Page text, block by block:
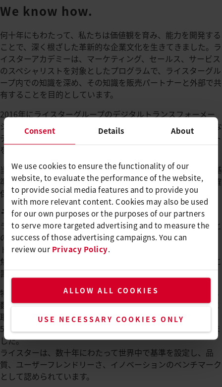
Consent Details About
We use cookies to ensure the functionality of our
website, to evaluate the performance of the website,
to provide social media features and to provide you
with more relevant content. Cookies may also be used
for our own purposes or the purposes of our partners
to serve more targeted advertising and to measure the
success of those advertising campaigns. You can
review our Privacy Policy
ALLOW ALL COOKIES
USE NECESSARY COOKIES ONLY
We know how.
何十年にもわたって、私たちは価値観を育み、能力を開発する
ことで、深く根ざした革新的な企業文化を生きてきました。ラ
イスターアカデミーは、マーケティング、セールス、サービス
のスペシャリストを対象としたプログラムで、ライスターグル
ープ内での知識を深め、その知識を販売パートナーと外部で共
有することを目的としています。
2016年にライスターグループのデジタルトランスフォーメー
ションプロセスを開始して以来、製品やサービスにさまざまな
デジタル技術を活用することで、お客様により大きなメリット
を提供しています。
当社は、グローバルなプロセス管理と国内企業のライスター基
準への準拠を通じて、業界最高水準の品質リーダーシップを確
保しています。
ライスターの特許および設計
ライスターのエンジニアは、製品マネージャーや製品設計者と
の密接な協力の下、既存のライスターおよびAxetris製品ポー
トフォリオを継続的に開発しています。
焦点は、さまざまな産業セクターからの世界中の顧客ニーズに
置かれています。
特許または実用新案となる約140の発明が、研究開発における
数十年の経験から生まれました。560以上の国産特許がすでに
取得されています。
50以上のデザインが作られ、380以上のデザインが登録されま
した。
ライスターは、数十年にわたって世界中で基準を設定し、品
質、ユーザーフレンドリーさ、イノベーションのベンチマーク
として認められています。